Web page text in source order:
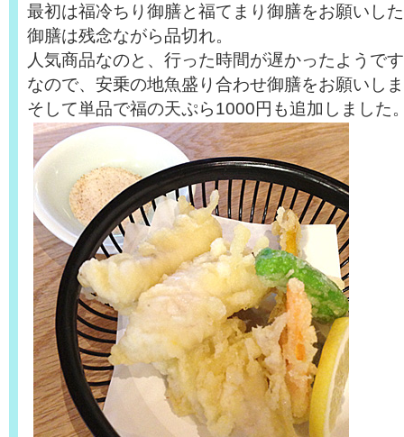
最初は福冷ちり御膳と福てまり御膳をお願いし
御膳は残念ながら品切れ。
人気商品なのと、行った時間が遅かったようで
なので、安乗の地魚盛り合わせ御膳をお願いし
そして単品で福の天ぷら1000円も追加しました